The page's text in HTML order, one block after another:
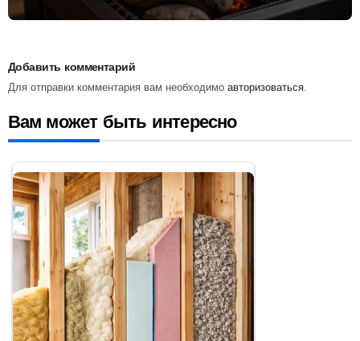
парилки и режима топки
Добавить комментарий
Для отправки комментария вам необходимо авторизоваться.
Вам может быть интересно